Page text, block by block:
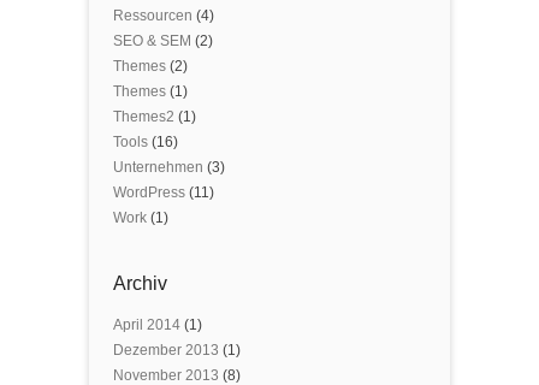
Ressourcen (4)
SEO & SEM (2)
Themes (2)
Themes (1)
Themes2 (1)
Tools (16)
Unternehmen (3)
WordPress (11)
Work (1)
Archiv
April 2014 (1)
Dezember 2013 (1)
November 2013 (8)